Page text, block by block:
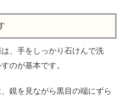
、手をしっかり石けんで洗
のが基本です。
鏡を見ながら黒目の端にずら